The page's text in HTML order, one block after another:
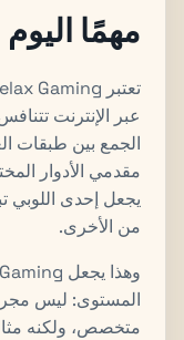
مهمًا اليوم
عبر الإنترنت
الجمع بين طبقات
مقدمي الأدوار
يجعل إحدى اللوبي
من الأخرى.
المستوى: ليس
متخصص، ولكنه